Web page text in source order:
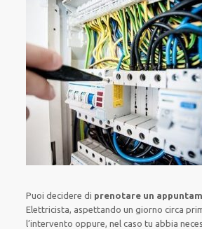
Puoi decidere di prenotare un
Elettricista, aspettandoun giorno circa
l’intervento oppure, nel caso tu abbia